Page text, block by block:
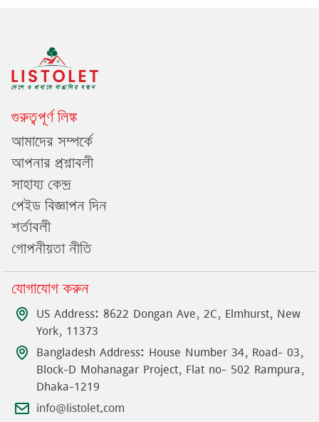
গুরুত্বপূর্ণ লিঙ্ক
আমাদের সম্পর্কে
আপনার প্রশ্নাবলী
সাহায্য কেন্দ্র
পেইড বিজ্ঞাপন দিন
শর্তাবলী
গোপনীয়তা নীতি
যোগাযোগ করুন
US Address: 8622 Dongan Ave, 2C, Elmhurst, New
York, 11373
Bangladesh Address: House Number 34, Road- 03,
Block-D Mohanagar Project, Flat no- 502 Rampura,
Dhaka-1219
info@listolet.com